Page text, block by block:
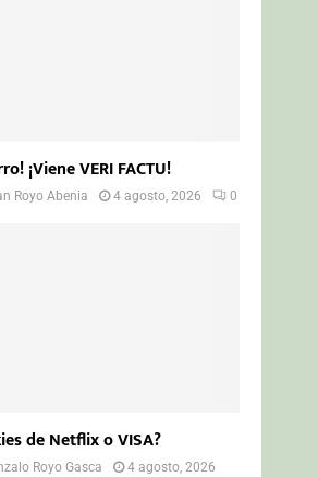
¡Viene VERI FACTU!
Royo Abenia 4 agosto, 2026 0
de Netflix o VISA?
Royo Gasca
4 agosto, 2026